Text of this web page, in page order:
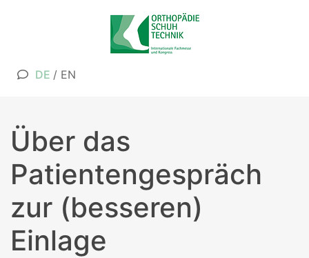
DE / EN
Über das
Patientengespräch
zur (besseren)
Einlage